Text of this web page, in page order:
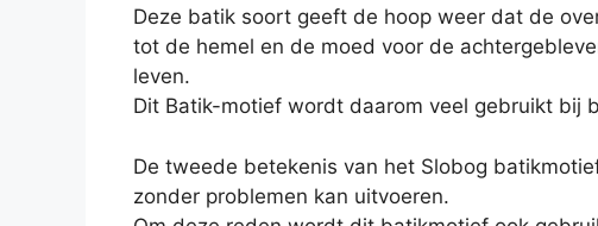
Deze batik soort geeft de hoop weer dat de
tot de hemel en de moed voor de
leven.
Dit Batik-motief wordt daarom veel gebruikt bij
De tweede betekenis van het Slobog
zonder problemen kan uitvoeren.